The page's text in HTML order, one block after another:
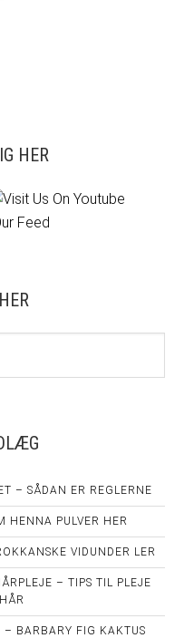
HER
– SÅDAN ER REGLERNE
HENNA PULVER HER
VIDUNDER LER
– TIPS TIL PLEJE
BARBARY FIG KAKTUS